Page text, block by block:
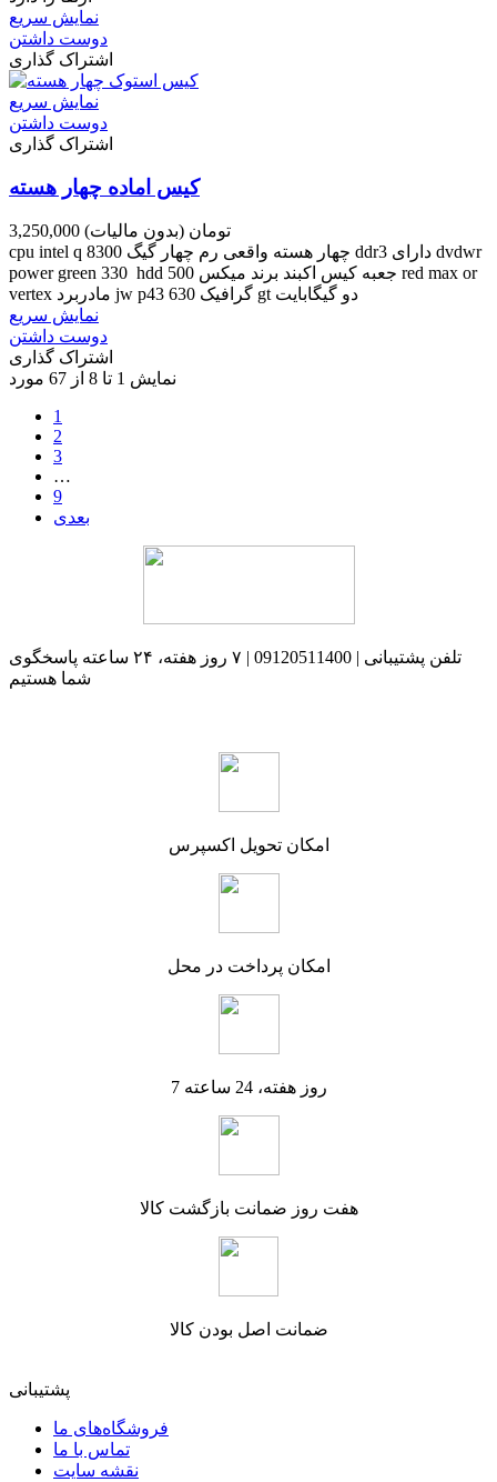
نمایش سریع
دوست داشتن
اشتراک گذاری
نمایش سریع
دوست داشتن
اشتراک گذاری
کیس اماده چهار هسته
3,250,000 تومان (بدون مالیات)
cpu intel q 8300 چهار هسته واقعی رم چهار گیگ ddr3 دارای dvdwr
power green 330 hdd 500 جعبه کیس اکبند برند میکس red max or
vertex مادربرد jw p43 گرافیک 630 gt دو گیگابایت
نمایش سریع
دوست داشتن
اشتراک گذاری
نمایش 1 تا 8 از 67 مورد
1
2
3
…
9
بعدی
تلفن پشتیبانی | 09120511400 | ۷ روز هفته، ۲۴ ساعته پاسخگوی
شما هستیم
امکان تحویل اکسپرس
امکان پرداخت در محل
7 روز هفته، 24 ساعته
هفت روز ضمانت بازگشت کالا
ضمانت اصل بودن کالا
پشتیبانی
فروشگاه‌های ما
تماس با ما
نقشه سایت